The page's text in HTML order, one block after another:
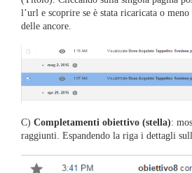
l’url e scoprire se è stata ricaricata o meno
delle ancore.
C) Completamenti obiettivo (stella):
raggiunti. Espandendo la riga i dettagli